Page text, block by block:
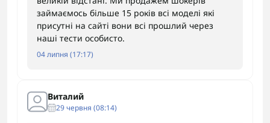
займаємось більше 15 років всі моделі які
присутні на сайті вони всі прошлий через
наші тести особисто.
04 липня (17:17)
Виталий
29 червня (08:14)